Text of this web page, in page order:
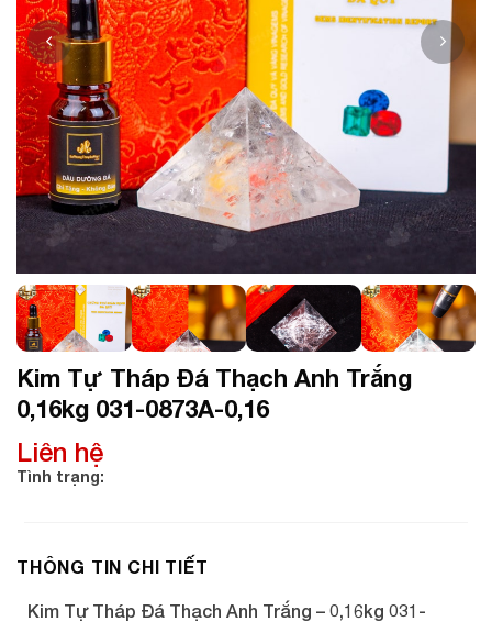
Kim Tự Tháp Đá Thạch Anh Trắng
0,16kg 031-0873A-0,16
Liên hệ
Tình trạng:
THÔNG TIN CHI TIẾT
Kim Tự Tháp Đá Thạch Anh Trắng – 0,16kg 031-